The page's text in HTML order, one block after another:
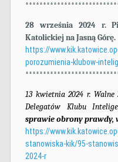
28 września 2024 r.
Katolickiej na Jasną Górę.
https://
porozumienia-klubow-
13 kwietnia 2024 r. Walne
Delegatów Klubu
sprawie obrony prawdy,
https://
stanowiska-kik/95-
2024-r